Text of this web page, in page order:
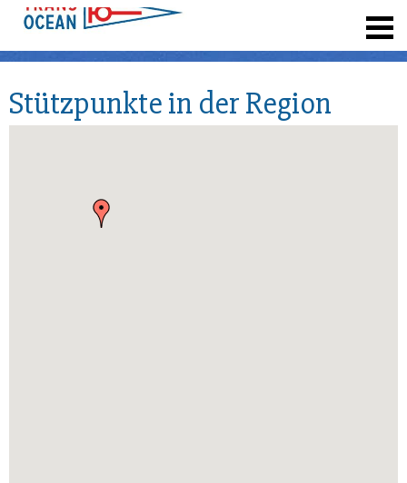
Stützpunkte in der Region